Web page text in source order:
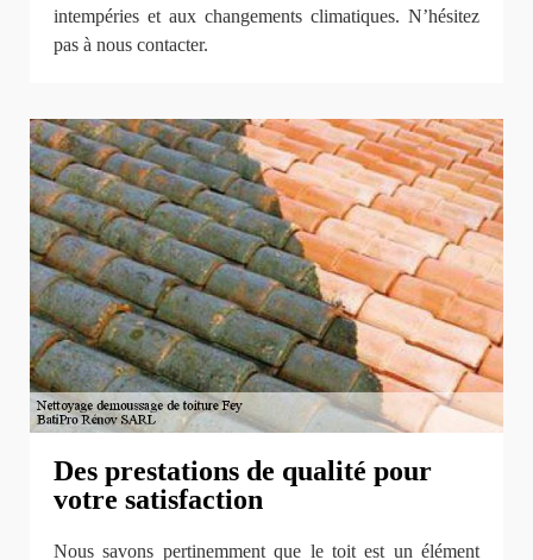
intempéries et aux changements climatiques. N’hésitez
pas à nous contacter.
Des prestations de qualité pour
votre satisfaction
Nous savons pertinemment que le toit est un élément